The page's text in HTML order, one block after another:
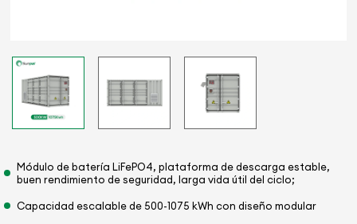
Módulo de batería LiFePO4, plataforma de descarga estable,
buen rendimiento de seguridad, larga vida útil del ciclo;
Capacidad escalable de 500-1075 kWh con diseño modular